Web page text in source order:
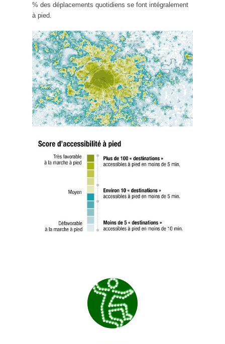
% des déplacements quotidiens se font intégralement
à pied.